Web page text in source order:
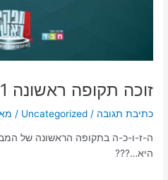
זוכה תקופה ראשונה #1
כתיבת תגובה /
Uncategorized
/
ה-ז-ו-כ-ה בתקופה הראשונה של
היא…???